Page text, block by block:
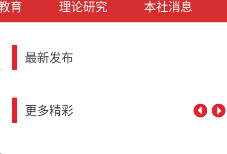
育 理论研究 本社消息
最新发布
更多精彩